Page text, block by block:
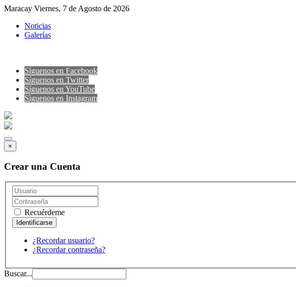
Maracay Viernes, 7 de Agosto de 2026
Noticias
Galerías
Síguenos en Facebook
Síguenos en Twitter
Síguenos en YouTube
Sìguenos en Instagram
×
Crear una Cuenta
Recuérdeme
¿Recordar usuario?
¿Recordar contraseña?
Buscar...